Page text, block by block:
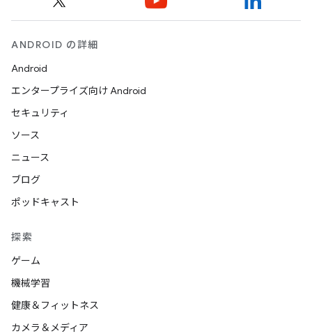
ANDROID の詳細
Android
エンタープライズ向け Android
セキュリティ
ソース
ニュース
ブログ
ポッドキャスト
探索
ゲーム
機械学習
健康＆フィットネス
カメラ＆メディア